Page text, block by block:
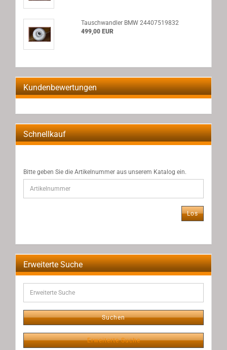
Tauschwandler BMW 24407519832
499,00 EUR
Kundenbewertungen
Schnellkauf
BITTE
GEBEN
SIE
DIE
Bitte geben Sie die Artikelnummer aus unserem Katalog ein.
Los
Erweiterte Suche
Suche
Suchen
Erweiterte Suche